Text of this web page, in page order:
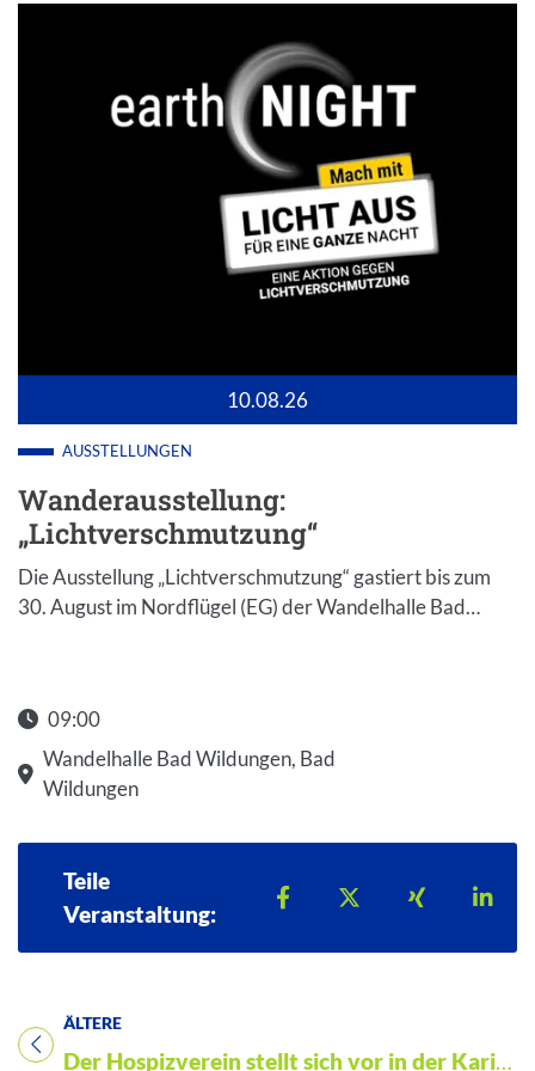
10.08.26
AUSSTELLUNGEN
Wanderausstellung:
„Lichtverschmutzung“
Die Ausstellung „Lichtverschmutzung“ gastiert bis zum
30. August im Nordflügel (EG) der Wandelhalle Bad…
09:00
Wandelhalle Bad Wildungen, Bad
Wildungen
Teile
Veranstaltung:
Teilen auf Facebook
Teilen auf X
Teilen auf
ÄLTERE
Titel für Veranstaltung
Der Hospizverein stellt sich vor in der Karikaturen-Ausstellung „Man stirbt nur einmal“